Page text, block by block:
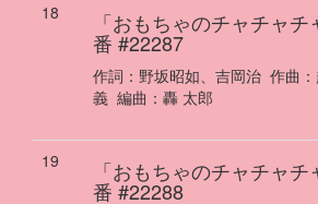
18 「おもちゃのチャチャチ
番#22287
作詞： 野坂昭如、吉岡治 作曲：
義 編曲： 轟 太郎
19 「おもちゃのチャチャチ
番#22288